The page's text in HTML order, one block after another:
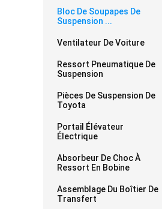
Bloc De Soupapes De
Suspension ...
Ventilateur De Voiture
Ressort Pneumatique De
Suspension
Pièces De Suspension De
Toyota
Portail Élévateur
Électrique
Absorbeur De Choc À
Ressort En Bobine
Assemblage Du Boîtier De
Transfert